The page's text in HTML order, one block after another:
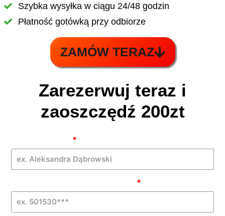
Szybka wysyłka w ciągu 24/48 godzin
Płatność gotówką przy odbiorze
ZAMÓW TERAZ
Zarezerwuj teraz i
zaoszczędź 200zt
Trimmer -
PL -
*
*